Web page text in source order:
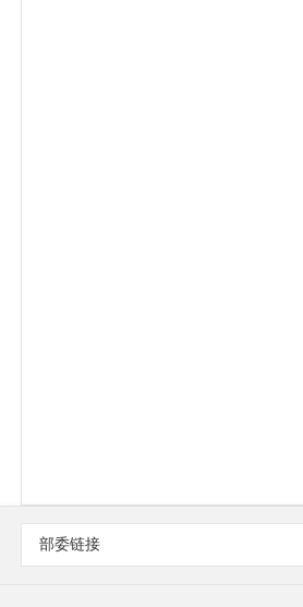
部委链接